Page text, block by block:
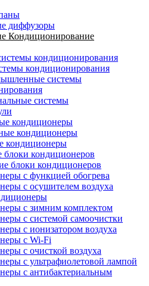
диффузоры
Кондиционирование
кондиционирования
кондиционирования
системы
системы
кондиционеры
кондиционеры
кондиционеры
кондиционеров
блоки кондиционеров
с функцией обогрева
с осушителем воздуха
с зимним комплектом
с системой самоочистки
с ионизатором воздуха
с Wi-Fi
с очисткой воздуха
с ультрафиолетовой лампой
с антибактериальным